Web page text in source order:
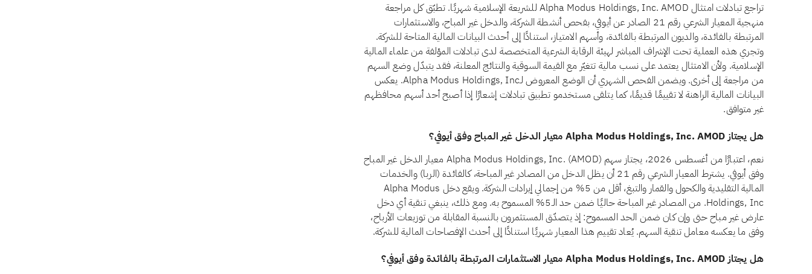
تراجع تبادلات امتثال Alpha Modus Holdings, Inc. AMOD للشريعة الإسلامية شهريًا. تطبّق كل مراجعة
منهجية المعيار الشرعي رقم 21 الصادر عن أيوفي، بفحص أنشطة الشركة، والدخل غير المباح، والاستثمارات
المرتبطة بالفائدة، والديون المرتبطة بالفائدة، وأسهم الامتياز، استنادًا إلى أحدث البيانات المالية المتاحة للشركة.
وتجري هذه العملية تحت الإشراف المباشر لهيئة الرقابة الشرعية المتخصصة لدى تبادلات المؤلفة من علماء المالية
الإسلامية. ولأن الامتثال يعتمد على نسب مالية تتغيّر مع القيمة السوقية والنتائج المعلنة، فقد يتبدّل وضع السهم
من مراجعة إلى أخرى. ويضمن الفحص الشهري أن الوضع المعروض لـAlpha Modus Holdings, Inc. يعكس
البيانات المالية الراهنة لا تقييمًا قديمًا، كما يتلقى مستخدمو تطبيق تبادلات إشعارًا إذا أصبح أحد أسهم محافظهم
غير متوافق.
هل يجتاز Alpha Modus Holdings, Inc. AMOD معيار الدخل غير المباح وفق أيوفي؟
نعم، اعتبارًا من أغسطس 2026، يجتاز سهم Alpha Modus Holdings, Inc. (AMOD) معيار الدخل غير المباح
وفق أيوفي. يشترط المعيار الشرعي رقم 21 أن يظل الدخل من المصادر غير المباحة، كالفائدة (الربا) والخدمات
المالية التقليدية والكحول والقمار والتبغ، أقل من 5% من إجمالي إيرادات الشركة. ويقع دخل Alpha Modus
Holdings, Inc. من المصادر غير المباحة حاليًا ضمن حد الـ5% المسموح به. ومع ذلك، ينبغي تنقية أي دخل
عارض غير مباح حتى وإن كان ضمن الحد المسموح: إذ يتصدّق المستثمرون بالنسبة المقابلة من توزيعات الأرباح،
وفق ما يعكسه معامل تنقية السهم. يُعاد تقييم هذا المعيار شهريًا استنادًا إلى أحدث الإفصاحات المالية للشركة.
هل يجتاز Alpha Modus Holdings, Inc. AMOD معيار الاستثمارات المرتبطة بالفائدة وفق أيوفي؟